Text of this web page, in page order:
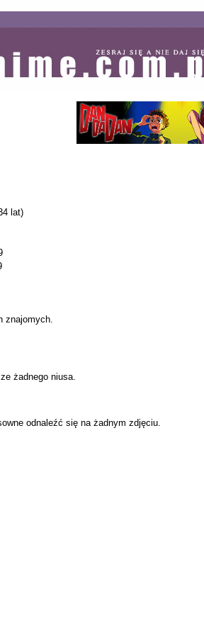
lat)
znajomych.
żadnego niusa.
odnaleźć się na żadnym zdjęciu.